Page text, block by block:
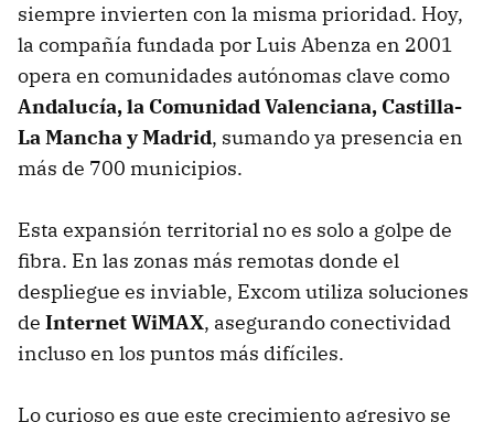
siempre invierten con la misma prioridad. Hoy,
la compañía fundada por Luis Abenza en 2001
opera en comunidades autónomas clave como
Andalucía, la Comunidad Valenciana, Castilla-
La Mancha y Madrid, sumando ya presencia en
más de 700 municipios.
Esta expansión territorial no es solo a golpe de
fibra. En las zonas más remotas donde el
despliegue es inviable, Excom utiliza soluciones
de Internet WiMAX, asegurando conectividad
incluso en los puntos más difíciles.
Lo curioso es que este crecimiento agresivo se